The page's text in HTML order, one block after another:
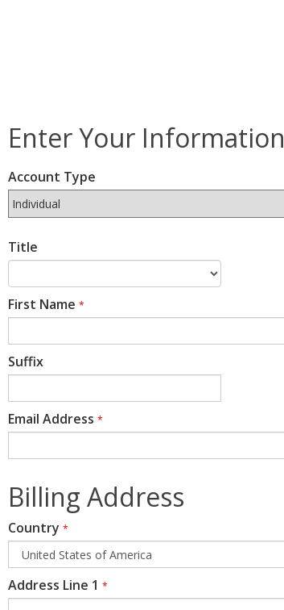
Enter Your Information
Account Type
Title
First Name *
Suffix
Email Address *
Billing Address
Country *
Address Line 1 *